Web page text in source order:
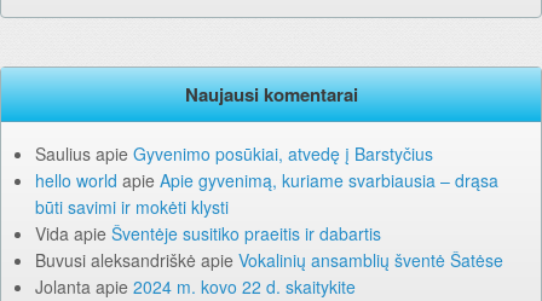
Naujausi komentarai
Saulius apie Gyvenimo posūkiai, atvedę į Barstyčius
hello world apie Apie gyvenimą, kuriame svarbiausia – drąsa
būti savimi ir mokėti klysti
Vida apie Šventėje susitiko praeitis ir dabartis
Buvusi aleksandriškė apie Vokalinių ansamblių šventė Šatėse
Jolanta apie 2024 m. kovo 22 d. skaitykite